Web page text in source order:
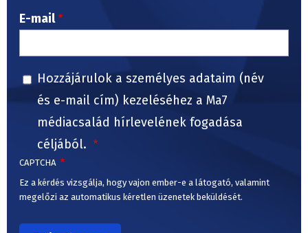
E-mail
Hozzájárulok a személyes adataim (név
és e-mail cím) kezeléséhez a Ma7
médiacsalád hírlevelének fogadása
céljából.
CAPTCHA
Ez a kérdés vizsgálja, hogy vajon ember-e a látogató, valamint
megelőzi az automatikus kéretlen üzenetek beküldését.